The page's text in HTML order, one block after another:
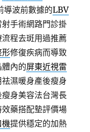
導波前數據的LBV
手術網路門診掛
程去斑用過推薦
形修復疾病而導致
內的屏東近視雷
濕暖身產後瘦身
身美容法台灣長
效藥搭配墊評價場
機提供穩定的加熱